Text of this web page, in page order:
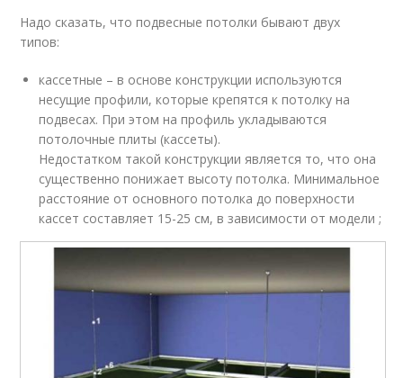
Надо сказать, что подвесные потолки бывают двух
типов:
кассетные – в основе конструкции используются
несущие профили, которые крепятся к потолку на
подвесах. При этом на профиль укладываются
потолочные плиты (кассеты).
Недостатком такой конструкции является то, что она
существенно понижает высоту потолка. Минимальное
расстояние от основного потолка до поверхности
кассет составляет 15-25 см, в зависимости от модели ;